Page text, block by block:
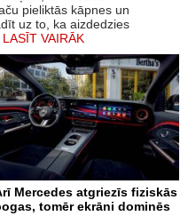
pieliktās kāpnes un
uz to, ka aizdedzies
LASĪT VAIRĀK
Mercedes atgriezīs fiziskās
tomēr ekrāni dominēs